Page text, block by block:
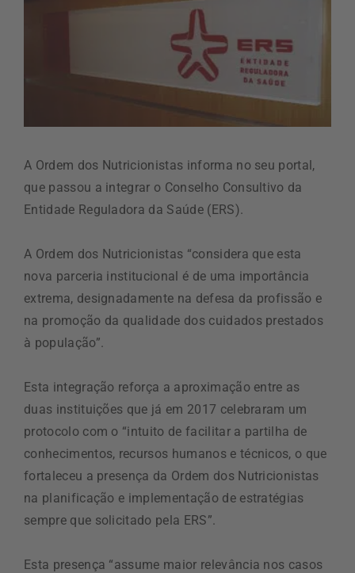
A Ordem dos Nutricionistas informa no seu portal,
que passou a integrar o Conselho Consultivo da
Entidade Reguladora da Saúde (ERS).
A Ordem dos Nutricionistas “considera que esta
nova parceria institucional é de uma importância
extrema, designadamente na defesa da profissão e
na promoção da qualidade dos cuidados prestados
à população”.
Esta integração reforça a aproximação entre as
duas instituições que já em 2017 celebraram um
protocolo com o “intuito de facilitar a partilha de
conhecimentos, recursos humanos e técnicos, o que
fortaleceu a presença da Ordem dos Nutricionistas
na planificação e implementação de estratégias
sempre que solicitado pela ERS”.
Esta presença “assume maior relevância nos casos